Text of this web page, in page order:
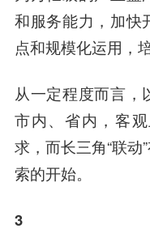
和服务能力，加快
点和规模化运用，
从一定程度而言，
市内、省内，客
求，而长三角“联
索的开始。
3